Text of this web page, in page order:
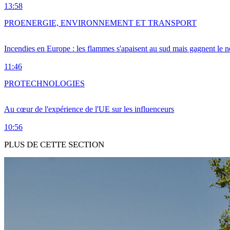
13:58
Incendies en Europe : les flammes s'apaisent au sud mais gagnent le
11:46
PROENERGIE, ENVIRONNEMENT ET TRANSPORT
Au cœur de l'expérience de l'UE sur les influenceurs
10:56
PROTECHNOLOGIES
PLUS DE CETTE SECTION